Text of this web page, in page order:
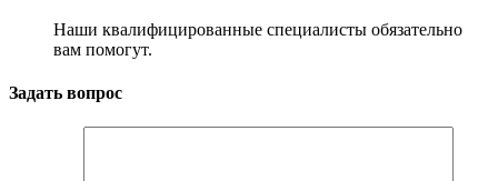
Наши квалифицированные специалисты обязательно
вам помогут.
Задать вопрос